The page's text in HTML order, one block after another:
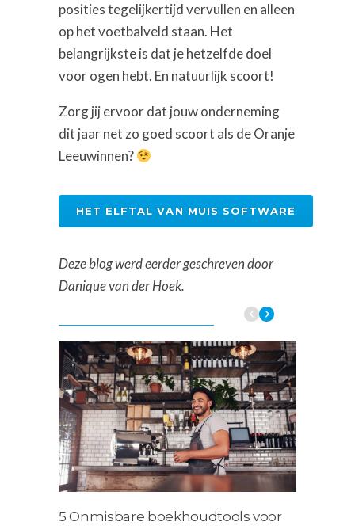
posities tegelijkertijd vervullen en alleen
op het voetbalveld staan. Het
belangrijkste is dat je hetzelfde doel
voor ogen hebt. En natuurlijk scoort!
Zorg jij ervoor dat jouw onderneming
dit jaar net zo goed scoort als de Oranje
Leeuwinnen?
HET ELFTAL VAN MUIS SOFTWARE
Deze blog werd eerder geschreven door
Danique van der Hoek.
5 Onmisbare boekhoudtools voor